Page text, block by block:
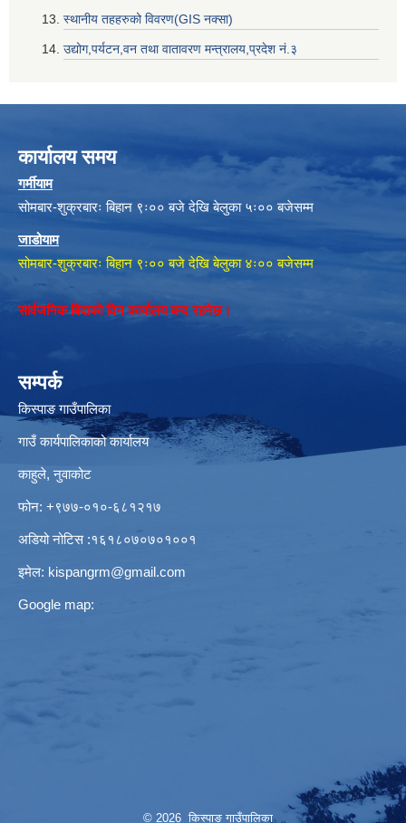
स्थानीय तहहरुको विवरण(GIS नक्सा)
उद्योग,पर्यटन,वन तथा वातावरण मन्त्रालय,प्रदेश नं‌‍‌‍.३
कार्यालय समय
गर्मीयाम
सोमबार-शुक्रबारः बिहान ९ः०० बजे देखि बेलुका ५ः०० बजेसम्म
जाडोयाम
सोमबार-शुक्रबारः बिहान ९ः०० बजे देखि बेलुका ४ः०० बजेसम्म
सार्वजनिक बिदाको दिन कार्यालय बन्द रहनेछ।
सम्पर्क
किस्पाङ गाउँपालिका
गाउँ कार्यपालिकाको कार्यालय
काहुले‍‍, नुवाकोट
फोन: ‌+९७७-०१०-६८१२१७
अडियो नोटिस ‌‍:१६१८०७०७०१००१
इमेल: kispangrm@gmail.com
Google map:
© 2026 किस्पाङ गाउँपालिका